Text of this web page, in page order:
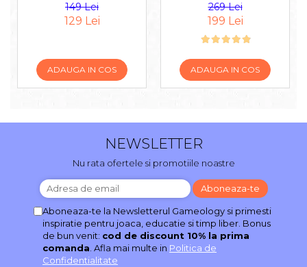
149 Lei
129 Lei
ADAUGA IN COS
269 Lei
199 Lei
ADAUGA IN COS
NEWSLETTER
Nu rata ofertele si promotiile noastre
Aboneaza-te la Newsletterul Gameology si primesti
inspiratie pentru joaca, educatie si timp liber. Bonus
de bun venit: cod de discount 10% la prima
comanda. Afla mai multe in Politica de
Confidentialitate